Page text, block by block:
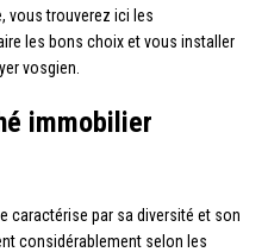
vous trouverez ici les
les bons choix et vous installer
vosgien.
immobilier
caractérise par sa diversité et son
considérablement selon les